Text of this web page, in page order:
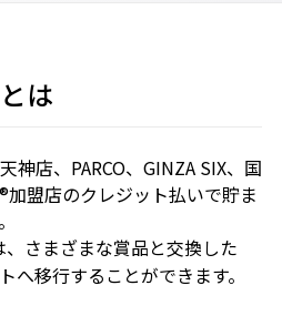
は
神店、PARCO、GINZA SIX、国
盟店のクレジット払いで貯ま
さまざまな賞品と交換した
へ移行することができます。